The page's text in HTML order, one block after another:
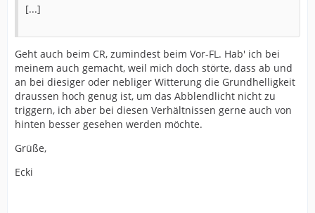
[...]
Geht auch beim CR, zumindest beim Vor-FL. Hab' ich bei
meinem auch gemacht, weil mich doch störte, dass ab und
an bei diesiger oder nebliger Witterung die Grundhelligkeit
draussen hoch genug ist, um das Abblendlicht nicht zu
triggern, ich aber bei diesen Verhältnissen gerne auch von
hinten besser gesehen werden möchte.
Grüße,
Ecki